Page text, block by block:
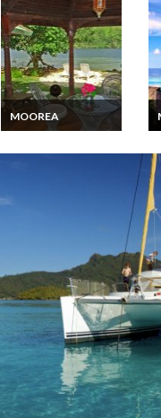
MOOREA
Location Vacances